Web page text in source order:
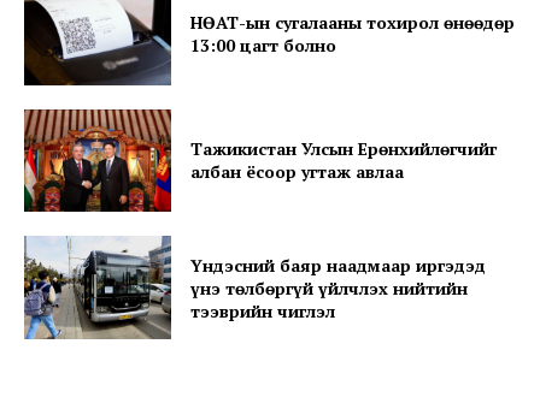
Company
About
Contact us
Subscription Plans
НӨАТ-ын сугалааны тохирол өнөөдөр
13:00 цагт болно
Тажикистан Улсын Ерөнхийлөгчийг
албан ёсоор угтаж авлаа
Үндэсний баяр наадмаар иргэдэд
үнэ төлбөргүй үйлчлэх нийтийн
тээврийн чиглэл